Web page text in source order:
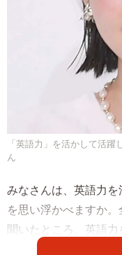
「英語力」を活かして活
ん
みなさんは、英語力
を思い浮かべますか
聞いたところ、英語
は「宇多田ヒカル」